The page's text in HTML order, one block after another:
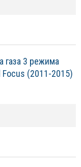
газа 3 режима
(2011-2015)